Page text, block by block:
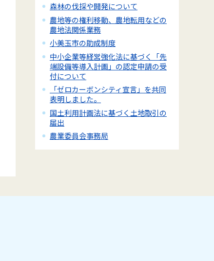
森林の伐採や開発について
農地等の権利移動、農地転用などの
農地法関係業務
小美玉市の助成制度
中小企業等経営強化法に基づく「先
端設備等導入計画」の認定申請の受
付について
「ゼロカーボンシティ宣言」を共同
表明しました。
国土利用計画法に基づく土地取引の
届出
農業委員会事務局